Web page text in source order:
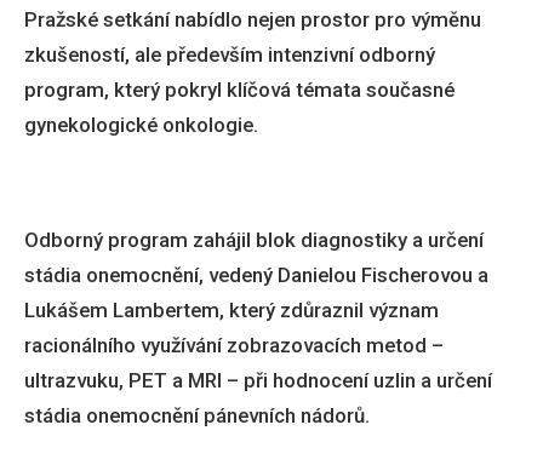
Pražské setkání nabídlo nejen prostor pro výměnu
zkušeností, ale především intenzivní odborný
program, který pokryl klíčová témata současné
gynekologické onkologie.
Odborný program zahájil blok diagnostiky a určení
stádia onemocnění, vedený Danielou Fischerovou a
Lukášem Lambertem, který zdůraznil význam
racionálního využívání zobrazovacích metod –
ultrazvuku, PET a MRI – při hodnocení uzlin a určení
stádia onemocnění pánevních nádorů.